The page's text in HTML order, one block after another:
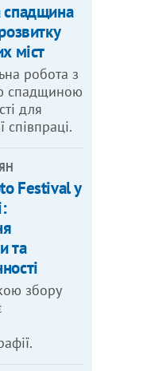
спадщина
міст
робота з
спадщиною
для
співпраці.
Festival у
та
збору